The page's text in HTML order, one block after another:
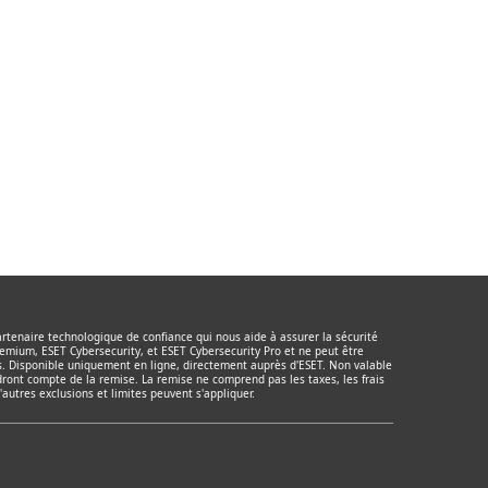
technologique de confiance qui nous aide à assurer la sécurité
ESET Cybersecurity, et ESET Cybersecurity Pro et ne peut être
uniquement en ligne, directement auprès d'ESET. Non valable
compte de la remise. La remise ne comprend pas les taxes, les frais
exclusions et limites peuvent s'appliquer.